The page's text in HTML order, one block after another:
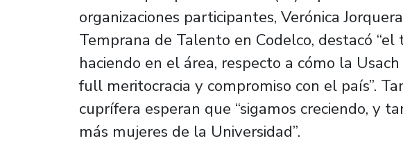
organizaciones participantes, Verónica
Temprana de Talento en Codelco, destacó “el
haciendo en el área, respecto a cómo la
full meritocracia y compromiso con el país”.
cuprífera esperan que “sigamos creciendo, y
más mujeres de la Universidad”.